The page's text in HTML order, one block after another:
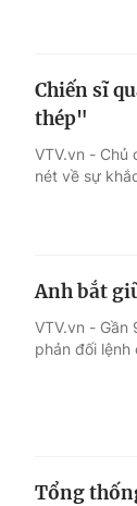
Chiến sĩ
thép"
VTV.vn - Chủ
nét về sự
Anh bắt
VTV.vn -
phản đối lệnh
Tổng